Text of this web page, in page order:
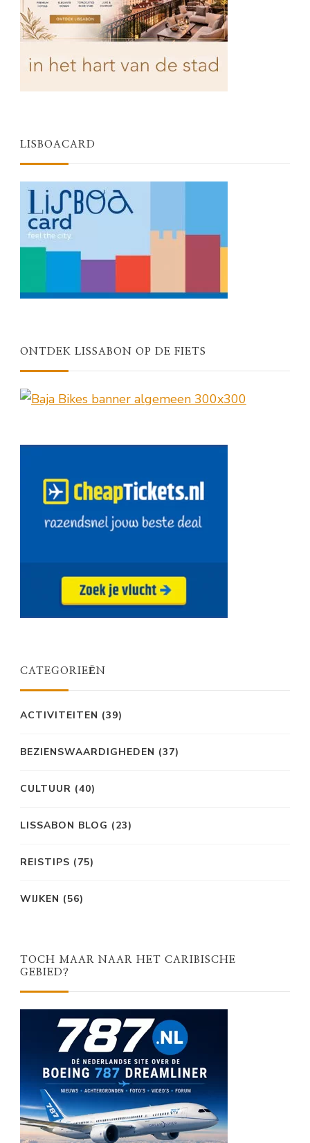
LISBOACARD
ONTDEK LISSABON OP DE FIETS
CATEGORIEËN
ACTIVITEITEN (39)
BEZIENSWAARDIGHEDEN (37)
CULTUUR (40)
LISSABON BLOG (23)
REISTIPS (75)
WIJKEN (56)
TOCH MAAR NAAR HET CARIBISCHE
GEBIED?